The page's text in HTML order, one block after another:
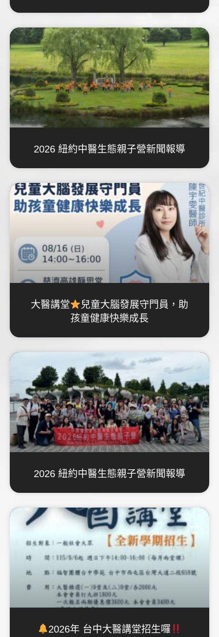
2026 紐約中醫生態親子營新聞報導
大醫講堂
兒童大腦發展守門員，助
孩童健康快樂成長
2026 紐約中醫生態親子營新聞報導
2026年 台中大醫講堂招生囉